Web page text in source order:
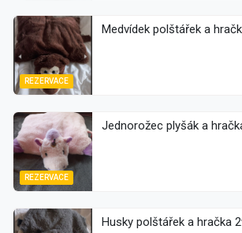
REZERVACE
Medvídek polštářek a
REZERVACE
Jednorožec plyšák a
Husky polštářek a hračka